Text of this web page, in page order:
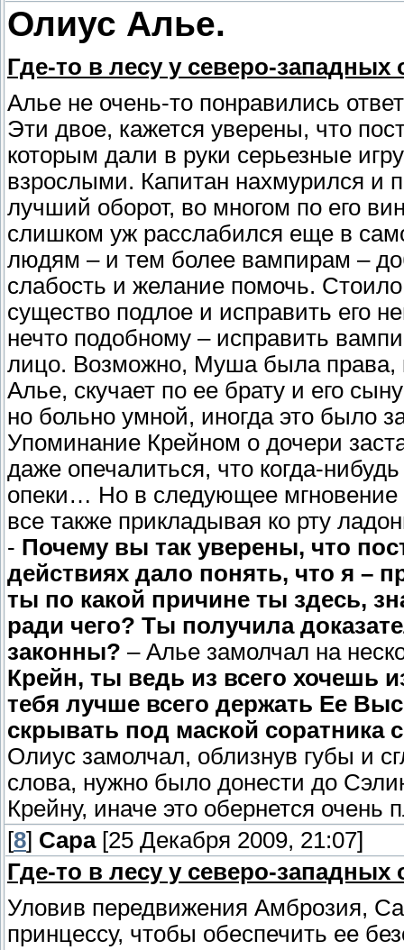
Олиус Алье.
Где-то в лесу у северо-
Алье не очень-то понравились
Эти двое, кажется уверены, что
которым дали в руки серьезные
взрослыми. Капитан нахмурился и
лучший оборот, во многом по его
слишком уж расслабился еще в
людям – и тем более вампирам –
слабость и желание помочь.
существо подлое и исправить его
нечто подобному – исправить
лицо. Возможно, Муша была права,
Алье, скучает по ее брату и его
но больно умной, иногда это было
Упоминание Крейном о дочери
даже опечалиться, что когда-
опеки… Но в следующее мгновение
все также прикладывая ко рту
- Почему вы так уверены, что
действиях дало понять, что я –
ты по какой причине ты здесь,
ради чего? Ты получила
законны? – Алье замолчал на
Крейн, ты ведь из всего хочешь
тебя лучше всего держать Ее
скрывать под маской соратника
Олиус замолчал, облизнув губы и
слова, нужно было донести до
Крейну, иначе это обернется очень
[8] Сара[25 Декабря 2009, 21:07]
Где-то в лесу у северо-
Уловив передвижения Амброзия,
принцессу, чтобы обеспечить ее